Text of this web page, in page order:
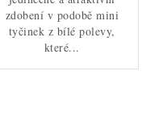
zdobení v podobě mini
tyčinek z bílé polevy,
které...